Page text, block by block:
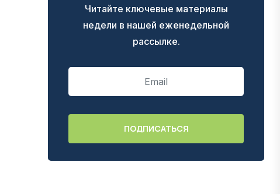
Читайте ключевые материалы
недели в нашей еженедельной
рассылке.